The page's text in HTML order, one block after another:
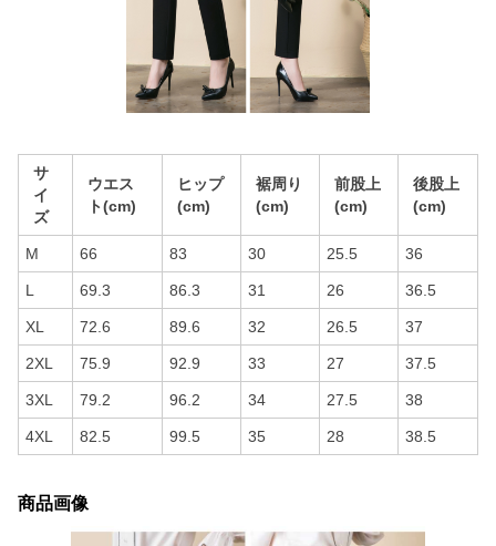
サ
イ
ズ
ウエス
ト(cm)
ヒップ
(cm)
裾周り
(cm)
前股上
(cm)
後股上
(cm)
M 66 83 30 25.5 36
L 69.3 86.3 31 26 36.5
XL 72.6 89.6 32 26.5 37
2XL 75.9 92.9 33 27 37.5
3XL 79.2 96.2 34 27.5 38
4XL 82.5 99.5 35 28 38.5
商品画像